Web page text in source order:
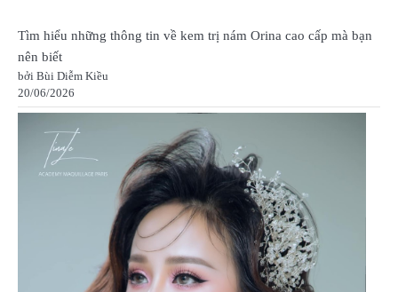
Tìm hiểu những thông tin về kem trị nám Orina cao cấp mà bạn
nên biết
bởi Bùi Diễm Kiều
20/06/2026